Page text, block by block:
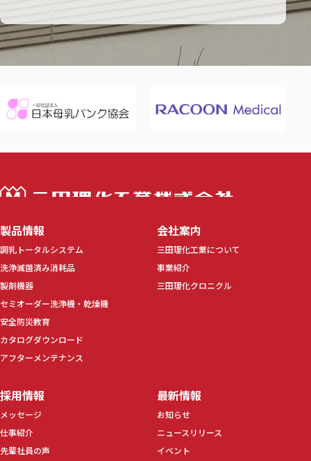
製品情報
調乳トータルシステム
洗浄滅菌済み消耗品
製剤機器
セミオーダー洗浄機・乾燥機
安全防災教育
カタログダウンロード
アフターメンテナンス
会社案内
三田理化工業について
事業紹介
三田理化クロニクル
採用情報
メッセージ
仕事紹介
先輩社員の声
最新情報
お知らせ
ニュースリリース
イベント